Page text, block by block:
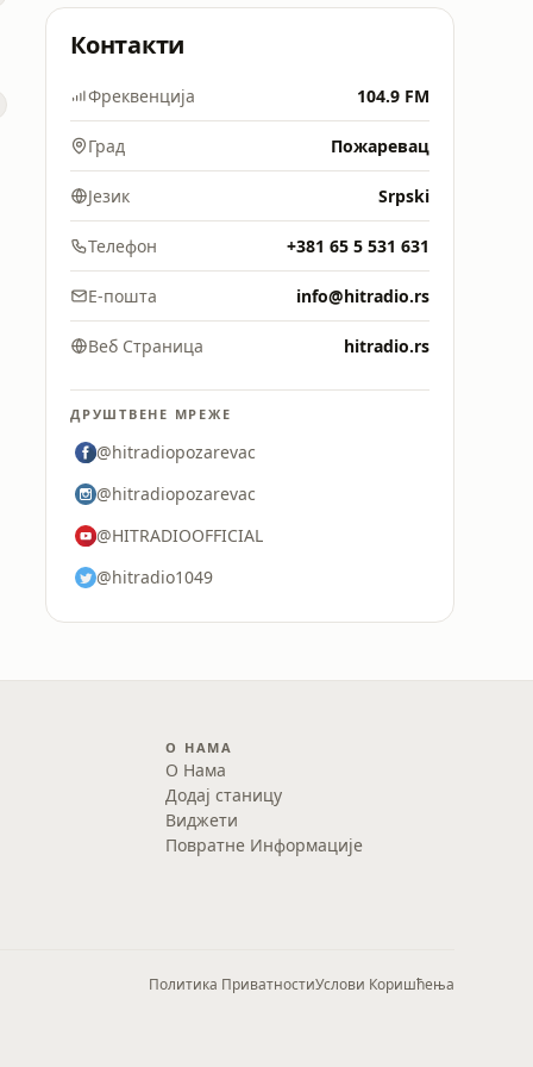
Контакти
Фреквенција 104.9 FM
Град Пожаревац
Језик Srpski
Телефон +381 65 5 531 631
Е-пошта info@hitradio.rs
Веб Страница hitradio.rs
ДРУШТВЕНЕ МРЕЖЕ
@hitradiopozarevac
@hitradiopozarevac
@HITRADIOOFFICIAL
@hitradio1049
О НАМА
О Нама
Додај станицу
Виджети
Повратне Информације
Политика ПриватностиУслови Коришћења